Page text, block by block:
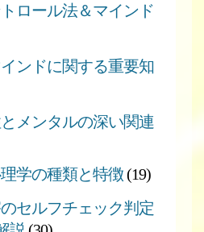
ロール法＆マインド
ンドに関する重要知
メンタルの深い関連
学の種類と特徴(19)
セルフチェック判定